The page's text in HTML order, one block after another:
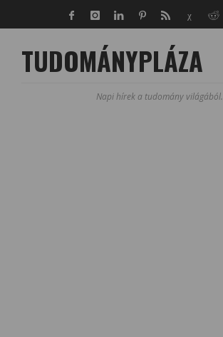
TUDOMÁNYPLÁZA
Napi hírek a tudomány világából.